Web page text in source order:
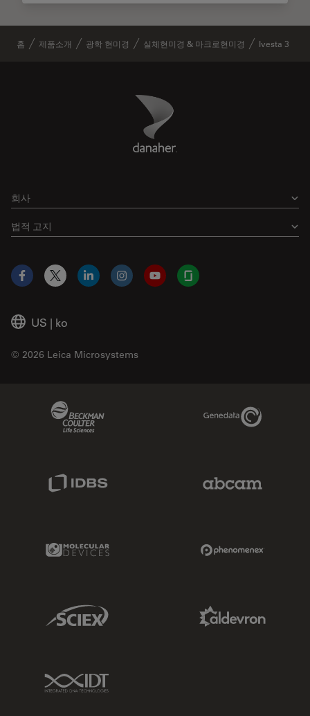
홈 제품소개 광학 현미경 실체현미경 & 마크로현미경 Ivesta 3
Danaher Logo
회사
법적 고지
US | ko
© 2026 Leica Microsystems
Facebook
X LinkedInInstagramYouTubeGlassdoor
Genedata Link
Molecular Devices Link
Sciex Link
IDT Link